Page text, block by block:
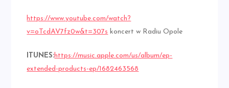
https://www.youtube.com/watch?
v=oTcdAV7fz0w&t=307s koncert w Radiu Opole
ITUNES:https://music.apple.com/us/album/ep-
extended-products-ep/1682463568